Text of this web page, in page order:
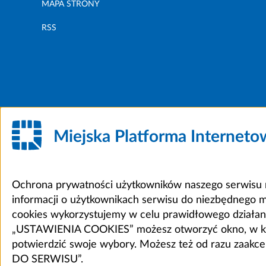
MAPA STRONY
RSS
Miejska Platforma
Ochrona prywatności użytkowników naszego
informacji o użytkownikach serwisu do niezbędnego
cookies wykorzystujemy w celu prawidłowego
„USTAWIENIA COOKIES” możesz otworzyć okno,
potwierdzić swoje wybory. Możesz też od razu
DO SERWISU”.